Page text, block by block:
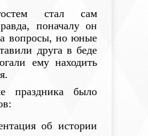
стал сам
поначалу он
вопросы, но юные
друга в беде
ему находить
праздника было
об истории